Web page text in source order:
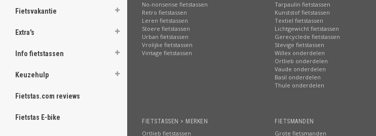
Fietsvakantie
Extra's
Info fietstassen
Keuzehulp
Fietstas.com reviews
Fietstas E-bike
No-nonsense fietstassen
Retro fietstassen
Leren fietstassen
Stoere fietstassen
Urban fietstassen
Vrolijke fietstassen
Vintage fietstassen
Tarpaulin fietstassen
Kunststof fietstassen
Textiel fietstassen
Lichtgewicht fietstassen
Gerecyclede fietstassen
Stevige fietstassen
Willex onderdelen
Ortlieb onderdelen
Vaude onderdelen
Basil onderdelen
Thule onderdelen
FIETSTASSEN > MERKEN
Ortlieb fietstassen
FIETSMANDEN
Grote fietsmanden